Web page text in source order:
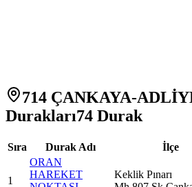
714 ÇANKAYA-
Durakları74 Durak
Sıra Durak Adı İlçe
1
ORAN
HAREKET
Keklik Pınarı